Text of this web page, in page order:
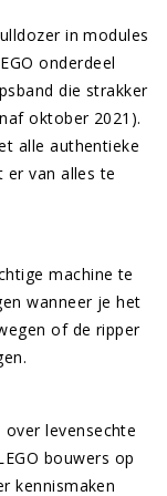
in modules
onderdeel
die strakker
oktober 2021).
alle authentieke
er van alles te
machine te
wanneer je het
of de ripper
over levensechte
bouwers op
kennismaken